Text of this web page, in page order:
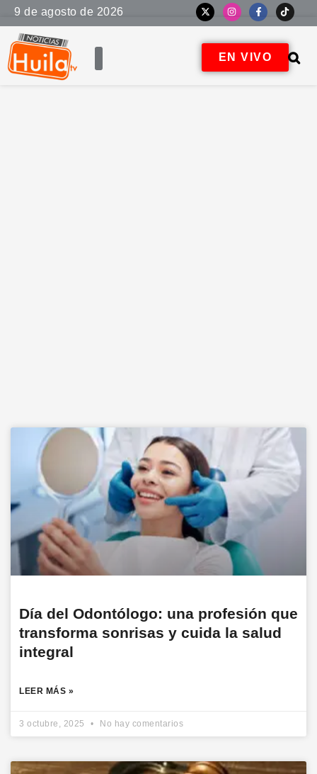
9 de agosto de 2026
EN VIVO
Día del Odontólogo: una profesión que
transforma sonrisas y cuida la salud
integral
LEER MÁS »
3 octubre, 2025 No hay comentarios